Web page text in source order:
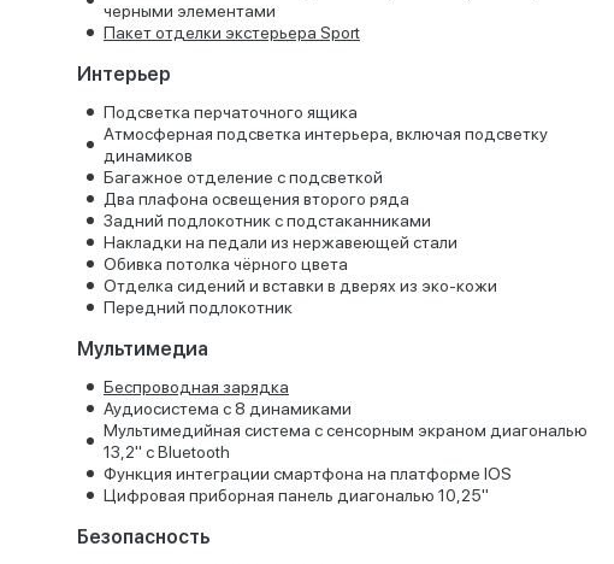
черными элементами
Пакет отделки экстерьера Sport
Интерьер
Подсветка перчаточного ящика
Атмосферная подсветка интерьера, включая подсветку
динамиков
Багажное отделение с подсветкой
Два плафона освещения второго ряда
Задний подлокотник с подстаканниками
Накладки на педали из нержавеющей стали
Обивка потолка чёрного цвета
Отделка сидений и вставки в дверях из эко-кожи
Передний подлокотник
Мультимедиа
Беспроводная зарядка
Аудиосистема с 8 динамиками
Мультимедийная система с сенсорным экраном диагональю
13,2" с Bluetooth
Функция интеграции смартфона на платформе IOS
Цифровая приборная панель диагональю 10,25"
Безопасность